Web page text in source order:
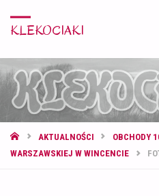
KLEKOCIAKI
STRONA
GŁÓWNA
AKTUALNOŚCI
OBCHODY
WARSZAWSKIEJ W WINCENCIE